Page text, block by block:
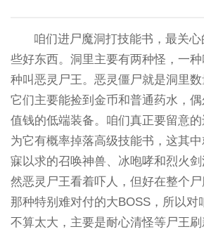
咱们进尸魔洞打技能书，最关
些好东西。洞里主要有两种怪，一
种叫恶灵尸王。恶灵僵尸就是洞里
它们主要能捡到金币和普通药水，
值钱的低端装备。咱们真正要留意
为它有概率掉落高级技能书，这其
寐以求的召唤神兽、冰咆哮和烈火
然恶灵尸王看着吓人，但好在整个
那种特别难对付的大BOSS，所以对
不算太大，主要是耐心清怪等尸王刷